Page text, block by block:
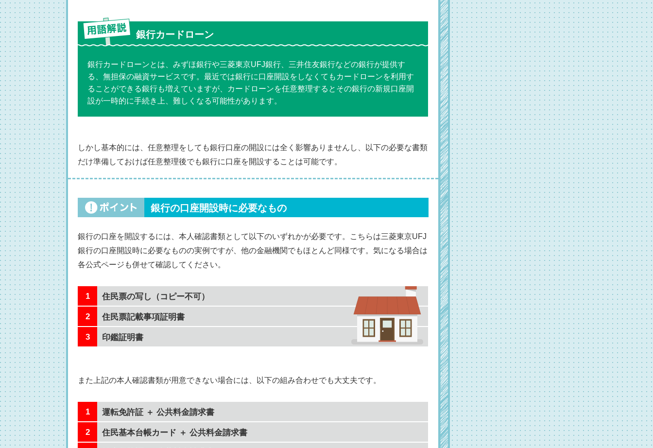
銀行カードローン
銀行カードローンとは、みずほ銀行や三菱東京UFJ銀行、三井住友銀行などの銀行が提供す
る、無担保の融資サービスです。最近では銀行に口座開設をしなくてもカードローンを利用す
ることができる銀行も増えていますが、カードローンを任意整理するとその銀行の新規口座開
設が一時的に手続き上、難しくなる可能性があります。
しかし基本的には、任意整理をしても銀行口座の開設には全く影響ありませんし、以下の必要な書類
だけ準備しておけば任意整理後でも銀行に口座を開設することは可能です。
銀行の口座開設時に必要なもの
銀行の口座を開設するには、本人確認書類として以下のいずれかが必要です。こちらは三菱東京UFJ
銀行の口座開設時に必要なものの実例ですが、他の金融機関でもほとんど同様です。気になる場合は
各公式ページも併せて確認してください。
住民票の写し（コピー不可）
住民票記載事項証明書
印鑑証明書
また上記の本人確認書類が用意できない場合には、以下の組み合わせでも大丈夫です。
運転免許証 ＋ 公共料金請求書
住民基本台帳カード ＋ 公共料金請求書